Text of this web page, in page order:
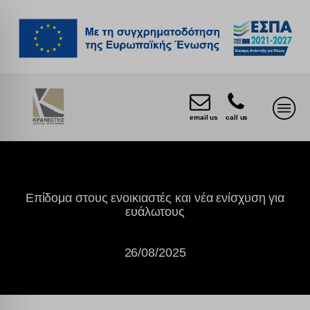
email us call us
Επίδομα στους ενοικιαστές και νέα ενίσχυση για
ευάλωτους
26/08/2025